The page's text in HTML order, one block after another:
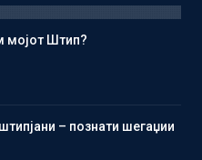
мојот Штип?
– познати шегаџии